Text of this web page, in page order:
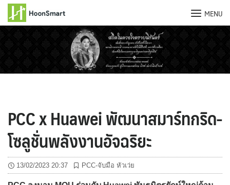
MENU
PCC x Huawei พัฒนาสมาร์ทกริด-
โซลูชั่นพลังงานอัจฉริยะ
13/02/2023 20:37 PCC-จับมือ หัวเว่ย